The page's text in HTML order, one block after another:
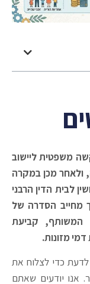
משפטית ליישוב
ולאחר מכן במקרה
לבית הדין הרבני
מחייב הסדרה של
המשותף, קביעת
מזונות.
כדי לצלוח את
אנו יודעים שאתם